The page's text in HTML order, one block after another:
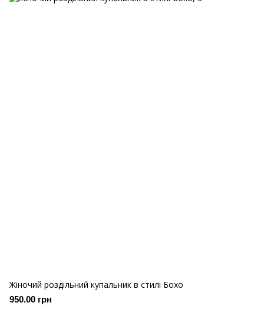
Жіночий роздільний купальник в стилі Бохо
950.00 грн